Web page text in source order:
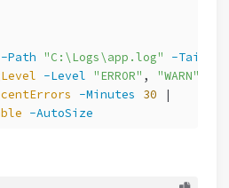
-Path "C:\Logs\app.log" -Tail
-Level "ERROR" , "WARN"
-Minutes 30 |
-AutoSize